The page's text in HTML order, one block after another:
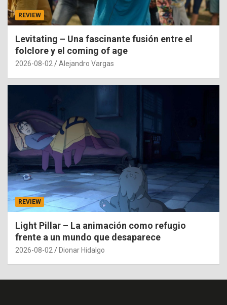
REVIEW
Levitating – Una fascinante fusión entre el
folclore y el coming of age
2026-08-02 Alejandro Vargas
REVIEW
Light Pillar – La animación como refugio
frente a un mundo que desaparece
2026-08-02 Dionar Hidalgo